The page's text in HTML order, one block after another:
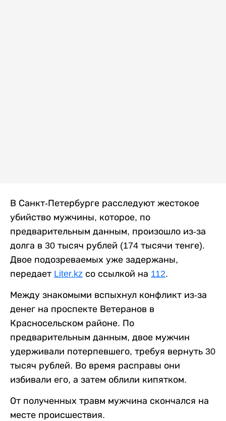
В Санкт-Петербурге расследуют жестокое
убийство мужчины, которое, по
предварительным данным, произошло из-за
долга в 30 тысяч рублей (174 тысячи тенге).
Двое подозреваемых уже задержаны,
передает Liter.kz со ссылкой на 112.
Между знакомыми вспыхнул конфликт из-за
денег на проспекте Ветеранов в
Красносельском районе. По
предварительным данным, двое мужчин
удерживали потерпевшего, требуя вернуть 30
тысяч рублей. Во время расправы они
избивали его, а затем облили кипятком.
От полученных травм мужчина скончался на
месте происшествия.